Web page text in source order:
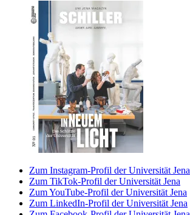
Zum Instagram-Profil der Universität Jena
Zum TikTok-Profil der Universität Jena
Zum YouTube-Profil der Universität Jena
Zum LinkedIn-Profil der Universität Jena